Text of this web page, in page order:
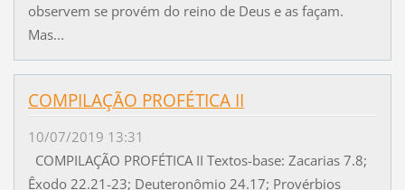
observem se provém do reino de Deus e as façam.
Mas...
COMPILAÇÃO PROFÉTICA II
10/07/2019 13:31
COMPILAÇÃO PROFÉTICA II Textos-base: Zacarias 7.8;
Êxodo 22.21-23; Deuteronômio 24.17; Provérbios